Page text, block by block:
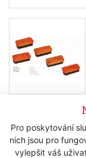
Pro poskytování
nich jsou pro
vylepšit váš
253 Kč s
209,09 Kčbez DPH